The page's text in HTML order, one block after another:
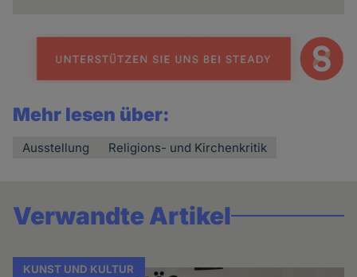
Mehr lesen über:
Ausstellung Religions- und Kirchenkritik
Verwandte Artikel
KUNST UND KULTUR